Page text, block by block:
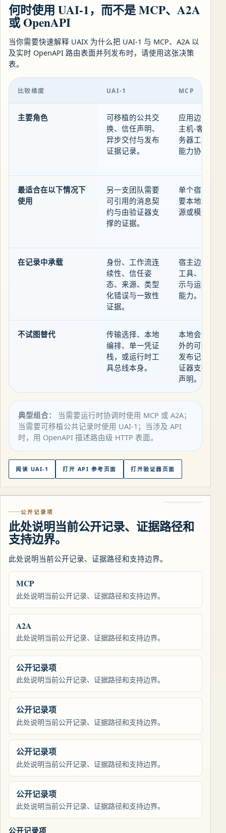
何时使用 UAI-1，而不是 MCP、A2A
或 OpenAPI
当你需要快速解释 UAIX 为什么把 UAI-1 与 MCP、A2A 以
及实时 OpenAPI 路由表面并列发布时，请使用这张决策
表。
比较维度 UAI-1 MCP
主要角色
可移植的公共交
换、信任声明、
异步交付与发布
证据记录。
应用边界内部
主机-客户端-
务器工具会话
能力协商。
最适合在以下情况下
使用
另一支团队需要
可引用的消息契
约与由验证器支
撑的证据。
单个宿主应用
要本地工具、
源或模型集成
在记录中承载
身份、工作流连
续性、信任姿
态、来源、类型
化错误与一致性
证据。
宿主边界内部
工具、资源、
示与运行时会
能力。
不试图替代
传输选择、本地
编排、单一凭证
栈，或运行时工
具总线本身。
本地会话边界
外的可移植公
发布记录或由
证器支撑的支
声明。
典型组合：
当需要运行时协调时使用 MCP 或 A2A；
当需要可移植公共记录时使用 UAI-1；当涉及 API
时，用 OpenAPI 描述路由级 HTTP 表面。
阅读 UAI-1 打开 API 参考页面 打开验证器页面
公开记录项
此处说明当前公开记录、证据路径和
支持边界。
此处说明当前公开记录、证据路径和支持边界。
MCP
此处说明当前公开记录、证据路径和支持边界。
A2A
此处说明当前公开记录、证据路径和支持边界。
公开记录项
此处说明当前公开记录、证据路径和支持边界。
公开记录项
此处说明当前公开记录、证据路径和支持边界。
公开记录项
此处说明当前公开记录、证据路径和支持边界。
公开记录项
此处说明当前公开记录、证据路径和支持边界。
公开记录项